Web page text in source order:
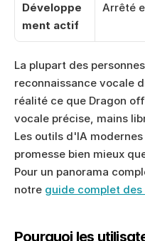
Développe
ment actif
Arrêté
La plupart des
reconnaissance vocale
réalité ce que Dragon
vocale précise, mains
Les outils d'IA
promesse bien mieux
Pour un panorama
notre guide complet
Pourquoi les